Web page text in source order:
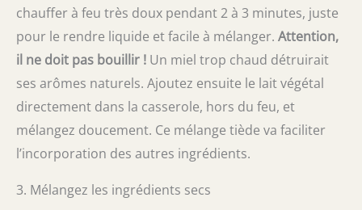
chauffer à feu très doux pendant 2 à 3 minutes, juste
pour le rendre liquide et facile à mélanger. Attention,
il ne doit pas bouillir ! Un miel trop chaud détruirait
ses arômes naturels. Ajoutez ensuite le lait végétal
directement dans la casserole, hors du feu, et
mélangez doucement. Ce mélange tiède va faciliter
l’incorporation des autres ingrédients.
3. Mélangez les ingrédients secs